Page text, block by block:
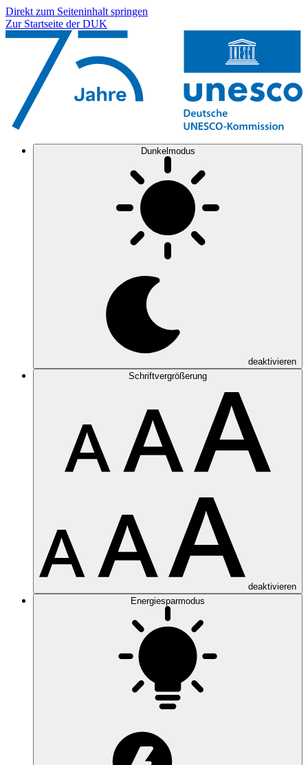
Direkt zum Seiteninhalt springen
Zur Startseite der DUK
Dunkelmodus
deaktivieren
Schriftvergrößerung
deaktivieren
Energiesparmodus